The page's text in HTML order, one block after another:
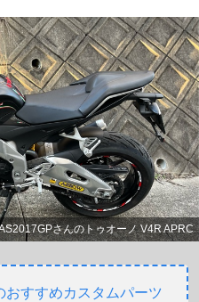
さんのトゥオーノ V4R APRC
おすすめカスタムパーツ